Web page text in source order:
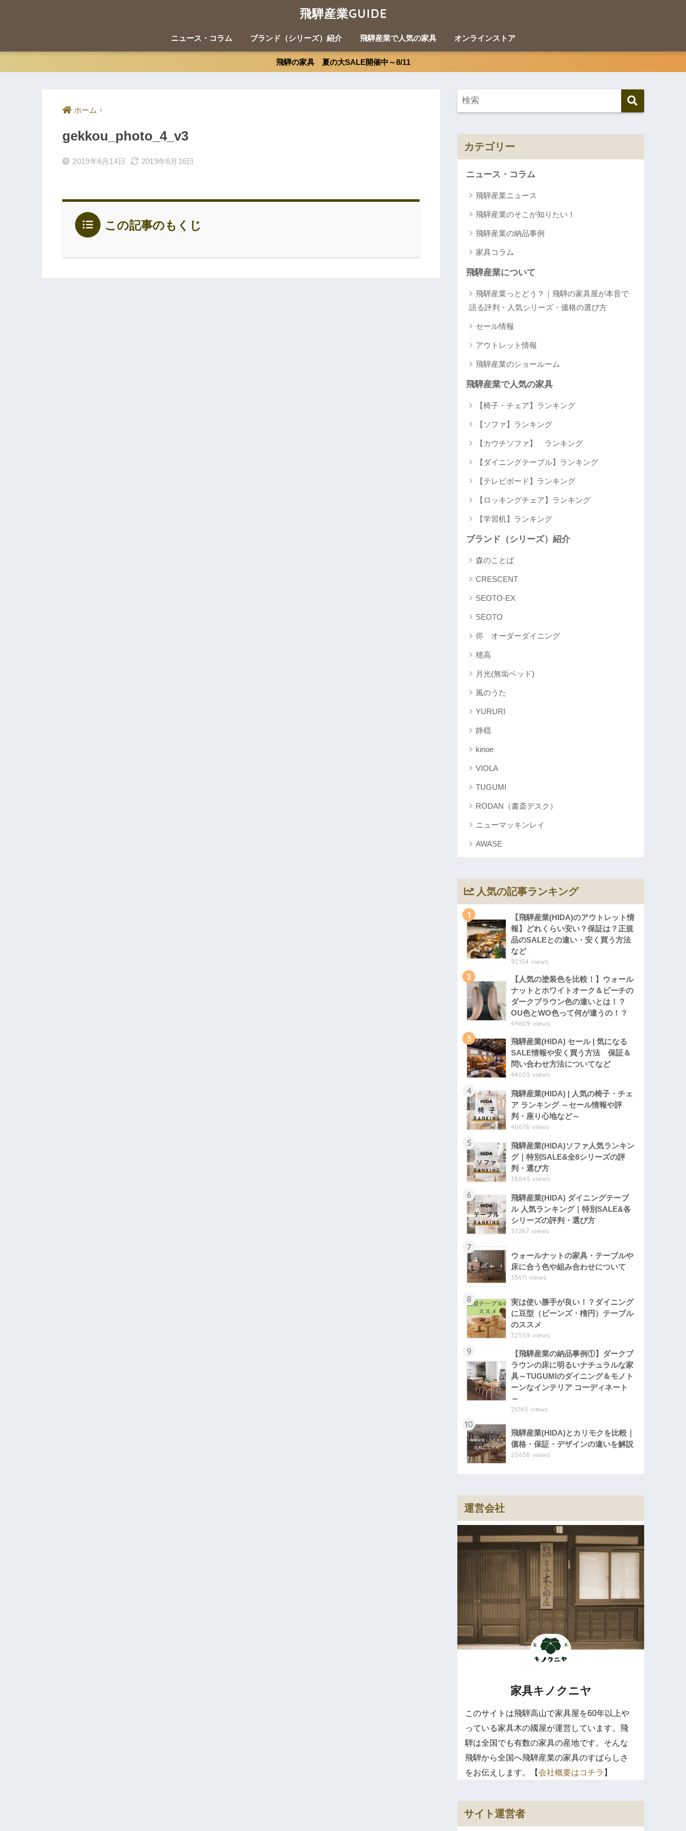
飛騨産業GUIDE
ニュース・コラム ブランド（シリーズ）紹介 飛騨産業で人気の家具 オンラインストア
飛騨の家具 夏の大SALE開催中～8/11
ホーム
gekkou_photo_4_v3
2019年6月14日 2019年6月16日
この記事のもくじ
カテゴリー
ニュース・コラム
飛騨産業ニュース
飛騨産業のそこが知りたい！
飛騨産業の納品事例
家具コラム
飛騨産業について
飛騨産業っとどう？｜飛騨の家具屋が本音で
語る評判・人気シリーズ・価格の選び方
セール情報
アウトレット情報
飛騨産業のショールーム
飛騨産業で人気の家具
【椅子・チェア】ランキング
【ソファ】ランキング
【カウチソファ】 ランキング
【ダイニングテーブル】ランキング
【テレビボード】ランキング
【ロッキングチェア】ランキング
【学習机】ランキング
ブランド（シリーズ）紹介
森のことば
CRESCENT
SEOTO-EX
SEOTO
侭 オーダーダイニング
穂高
月光(無垢ベッド)
風のうた
YURURI
静穏
kinoe
VIOLA
TUGUMI
RODAN（書斎デスク）
ニューマッキンレイ
AWASE
人気の記事ランキング
1
【飛騨産業(HIDA)のアウトレット情
報】どれくらい安い？保証は？正規
品のSALEとの違い・安く買う方法
など
92154 views
2
【人気の塗装色を比較！】ウォール
ナットとホワイトオーク＆ビーチの
ダークブラウン色の違いとは！？
OU色とWO色って何が違うの！？
49609 views
3
飛騨産業(HIDA) セール | 気になる
SALE情報や安く買う方法 保証＆
問い合わせ方法についてなど
44005 views
4
飛騨産業(HIDA) | 人気の椅子・チェ
ア ランキング ～セール情報や評
判・座り心地など～
40678 views
5
飛騨産業(HIDA)ソファ人気ランキン
グ｜特別SALE&全8シリーズの評
判・選び方
38845 views
6
飛騨産業(HIDA) ダイニングテーブ
ル 人気ランキング｜特別SALE&各
シリーズの評判・選び方
37287 views
7
ウォールナットの家具・テーブルや
床に合う色や組み合わせについて
33411 views
8
実は使い勝手が良い！？ダイニング
に豆型（ビーンズ・楕円）テーブル
のススメ
32559 views
9
【飛騨産業の納品事例①】ダークブ
ラウンの床に明るいナチュラルな家
具～TUGUMIのダイニング＆モノト
ーンなインテリア コーディネート
～
26145 views
10
飛騨産業(HIDA)とカリモクを比較｜
価格・保証・デザインの違いを解説
25658 views
運営会社
家具キノクニヤ
このサイトは飛騨高山で家具屋を60年以上や
っている家具木の國屋が運営しています。飛
騨は全国でも有数の家具の産地です。そんな
飛騨から全国へ飛騨産業の家具のすばらしさ
をお伝えします。【会社概要はコチラ 】
サイト運営者